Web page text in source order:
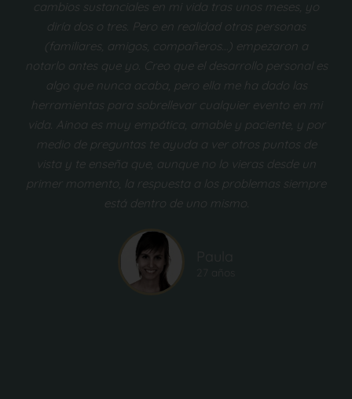
cambios sustanciales en mi vida tras unos meses, yo
diría dos o tres. Pero en realidad otras personas
(familiares, amigos, compañeros…) empezaron a
notarlo antes que yo. Creo que el desarrollo personal es
algo que nunca acaba, pero ella me ha dado las
herramientas para sobrellevar cualquier evento en mi
vida. Ainoa es muy empática, amable y paciente, y por
medio de preguntas te ayuda a ver otros puntos de
vista y te enseña que, aunque no lo vieras desde un
primer momento, la respuesta a los problemas siempre
está dentro de uno mismo.